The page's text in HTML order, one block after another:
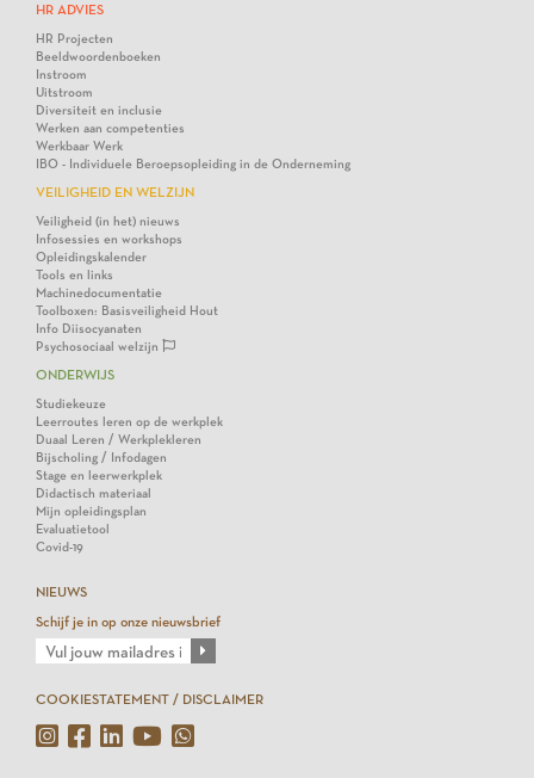
HR ADVIES
HR Projecten
Beeldwoordenboeken
Instroom
Uitstroom
Diversiteit en inclusie
Werken aan competenties
Werkbaar Werk
IBO - Individuele Beroepsopleiding in de Onderneming
VEILIGHEID EN WELZIJN
Veiligheid (in het) nieuws
Infosessies en workshops
Opleidingskalender
Tools en links
Machinedocumentatie
Toolboxen: Basisveiligheid Hout
Info Diisocyanaten
Psychosociaal welzijn
ONDERWIJS
Studiekeuze
Leerroutes leren op de werkplek
Duaal Leren / Werkplekleren
Bijscholing / Infodagen
Stage en leerwerkplek
Didactisch materiaal
Mijn opleidingsplan
Evaluatietool
Covid-19
NIEUWS
Schijf je in op onze nieuwsbrief
COOKIESTATEMENT / DISCLAIMER